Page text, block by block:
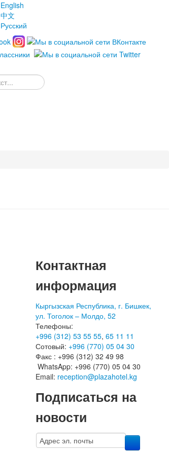
English
中文
Русский
Контактная
информация
Кыргызская Республика, г. Бишкек,
ул. Тоголок – Молдо, 52
Телефоны:
+996 (312) 53 55 55, 65 11 11
Сотовый: +996 (770) 05 04 30
Факс : +996 (312) 32 49 98
WhatsApp: +996 (770) 05 04 30
Email: reception@plazahotel.kg
Подписаться на
новости